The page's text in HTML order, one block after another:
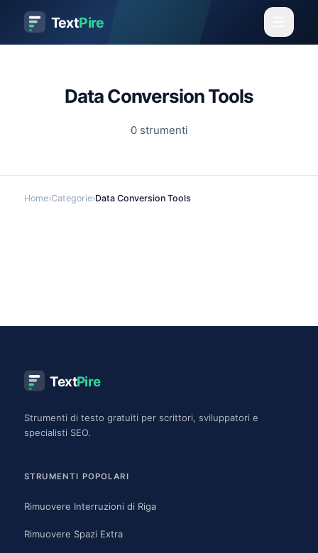
TextPire
Data Conversion Tools
0strumenti
Home›Categorie›Data Conversion Tools
TextPire
Strumenti di testo gratuiti per scrittori, sviluppatori e
specialisti SEO.
STRUMENTI POPOLARI
Rimuovere Interruzioni di Riga
Rimuovere Spazi Extra